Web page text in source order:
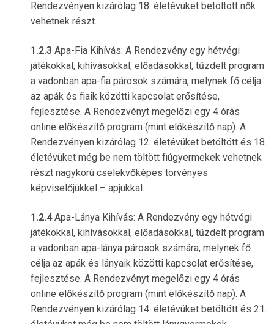
Rendezvényen kizárólag 18. életévüket betöltött nők
vehetnek részt.
1.2.3 Apa-Fia Kihívás: A Rendezvény egy hétvégi
játékokkal, kihívásokkal, előadásokkal, tűzdelt program
a vadonban apa-fia párosok számára, melynek fő célja
az apák és fiaik közötti kapcsolat erősítése,
fejlesztése. A Rendezvényt megelőzi egy 4 órás
online előkészítő program (mint előkészítő nap). A
Rendezvényen kizárólag 12. életévüket betöltött és 18.
életévüket még be nem töltött fiúgyermekek vehetnek
részt nagykorú cselekvőképes törvényes
képviselőjükkel – apjukkal.
1.2.4Apa-Lánya Kihívás: A Rendezvény egy hétvégi
játékokkal, kihívásokkal, előadásokkal, tűzdelt program
a vadonban apa-lánya párosok számára, melynek fő
célja az apák és lányaik közötti kapcsolat erősítése,
fejlesztése. A Rendezvényt megelőzi egy 4 órás
online előkészítő program (mint előkészítő nap). A
Rendezvényen kizárólag 14. életévüket betöltött és 21.